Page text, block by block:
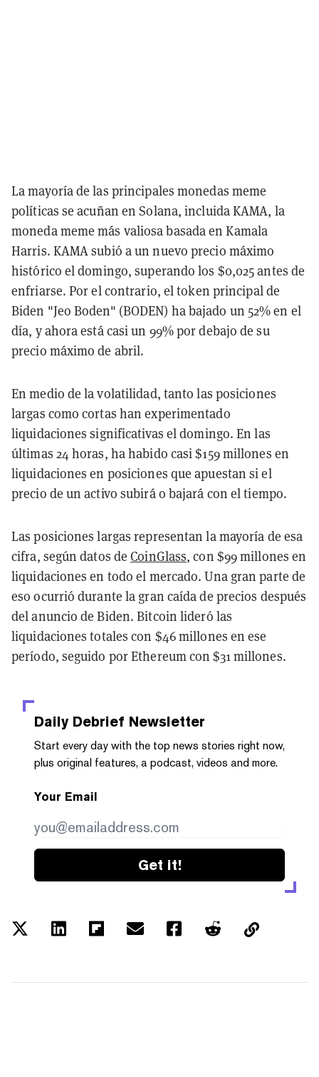
La mayoría de las principales monedas meme
políticas se acuñan en Solana, incluida KAMA, la
moneda meme más valiosa basada en Kamala
Harris. KAMA subió a un nuevo precio máximo
histórico el domingo, superando los $0,025 antes de
enfriarse. Por el contrario, el token principal de
Biden "Jeo Boden" (BODEN) ha bajado un 52% en el
día, y ahora está casi un 99% por debajo de su
precio máximo de abril.
En medio de la volatilidad, tanto las posiciones
largas como cortas han experimentado
liquidaciones significativas el domingo. En las
últimas 24 horas, ha habido casi $159 millones en
liquidaciones en posiciones que apuestan si el
precio de un activo subirá o bajará con el tiempo.
Las posiciones largas representan la mayoría de esa
cifra, según datos deCoinGlass, con $99 millones en
liquidaciones en todo el mercado. Una gran parte de
eso ocurrió durante la gran caída de precios después
del anuncio de Biden. Bitcoin lideró las
liquidaciones totales con $46 millones en ese
período, seguido por Ethereum con $31 millones.
Daily Debrief Newsletter
Start every day with the top news stories right now,
plus original features, a podcast, videos and more.
Your Email
Get it!